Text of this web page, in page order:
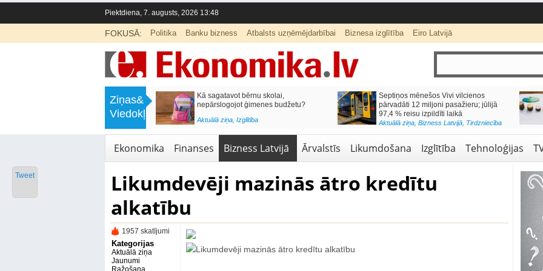
Piektdiena, 7. augusts, 2026 13:48
FOKUSĀ: Politika Banku bizness Atbalsts uzņēmējdarbībai Biznesa izglītība Eiro Latvijā
Ziņas&
Viedokļi
Naudas glabāšana mājās var izmaksāt
simtiem eiro gadā
Finanses
Katrs desmitais mājokļa kredīta
pieteikums tiek noraidīts negatīvas
Aktuālā ziņa
Mēneša laikā degvielas cenas
samazinājās par 3,5%
Aktuālā ziņa Bizness Latvijā
Ekonomika Finanses Bizness Latvijā Ārvalstīs Likumdošana Izglītība Tehnoloģijas
Likumdevēji mazinās ātro kredītu
alkatību
1957 skatījumi
Kategorijas
Aktuālā ziņa
Jaunumi
Ražošana
Tweet